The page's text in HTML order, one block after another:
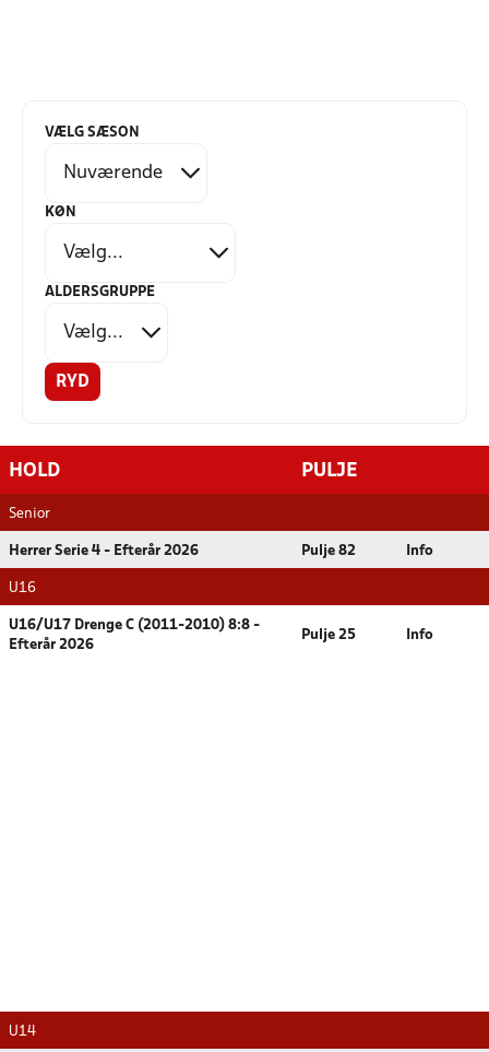
VÆLG SÆSON
KØN
ALDERSGRUPPE
RYD
HOLD PULJE
Senior
Herrer Serie 4 - Efterår 2026 Pulje 82 Info
U16
U16/U17 Drenge C (2011-2010) 8:8 -
Efterår 2026
Pulje 25 Info
U14